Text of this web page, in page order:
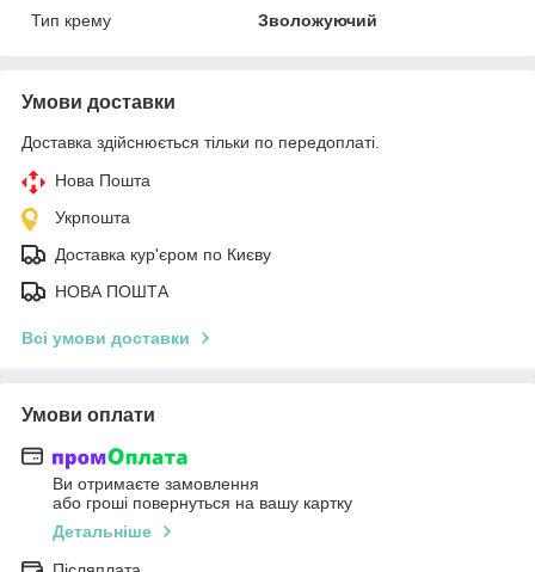
Тип крему
Зволожуючий
Умови доставки
Доставка здійснюється тільки по передоплаті.
Нова Пошта
Укрпошта
Доставка кур'єром по Києву
НОВА ПОШТА
Всі умови доставки
Умови оплати
Ви отримаєте замовлення
або гроші повернуться на вашу картку
Детальніше